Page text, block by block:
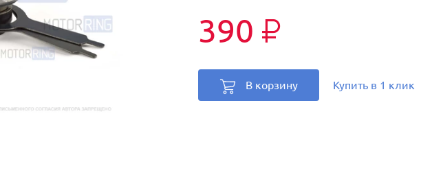
390 ₽
В корзину Купить в 1 клик